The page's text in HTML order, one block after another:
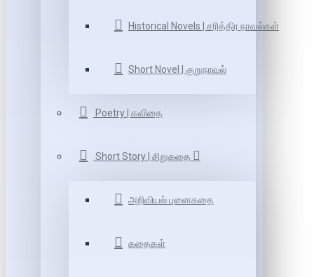
Historical Novels | சரித்திர நாவல்கள்
Short Novel | குறுநாவல்
Poetry | கவிதை
Short Story | சிறுகதை
அறிவியல் புனைகதை
கதைகள்